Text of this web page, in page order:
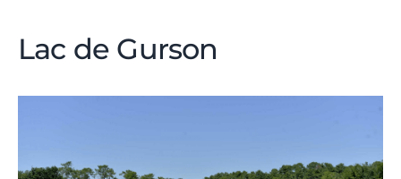
Lac de Gurson